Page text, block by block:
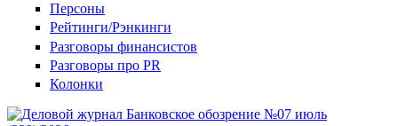
Персоны
Рейтинги/Рэнкинги
Разговоры финансистов
Разговоры про PR
Колонки